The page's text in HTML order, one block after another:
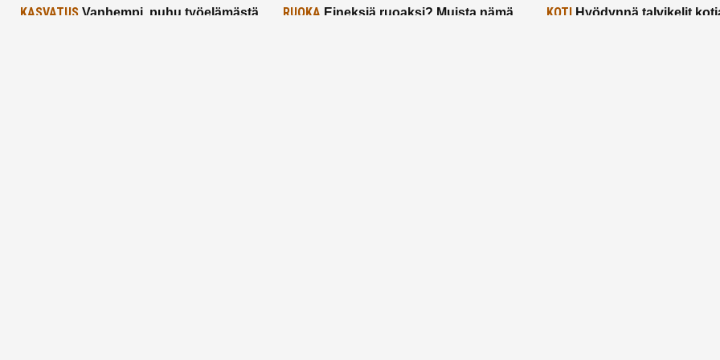
KASVATUS Vanhempi, puhu työelämästä
RUOKA Eineksiä ruoaksi? Muista nämä
KOTIHyödynnä talvikelit